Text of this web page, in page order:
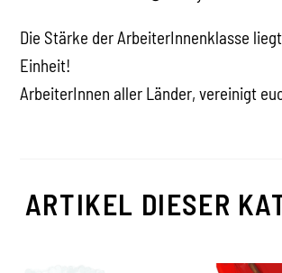
Die Stärke der ArbeiterInnenklasse
Einheit!
ArbeiterInnen aller Länder, vereinigt
ARTIKEL DIESER